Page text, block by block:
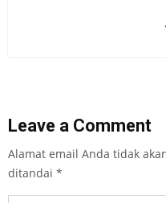
Leave a Comment
Alamat email Anda tidak
ditandai *